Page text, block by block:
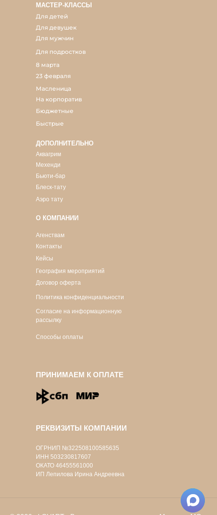
РЕКВИЗИТЫ КОМПАНИИ
ПРИНИМАЕМ К ОПЛАТЕ
О КОМПАНИИ
ДОПОЛНИТЕЛЬНО
МАСТЕР-КЛАССЫ
Способы оплаты
Согласие на информационную
рассылку
Политика конфиденциальности
Договор оферта
География мероприятий
Кейсы
Контакты
Агенствам
Быстрые
Бюджетные
Аэро тату
Блеск-тату
Бьюти-бар
Мехенди
ОГРНИП №322508100585635
ИНН 503230817607
ОКАТО 46455561000
ИП Лепилова Ирина Андреевна
Аквагрим
На корпоратив
Масленица
23 февраля
8 марта
Для подростков
Для мужчин
Для девушек
Для детей